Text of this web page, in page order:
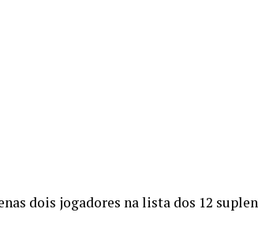
dois jogadores na lista dos 12